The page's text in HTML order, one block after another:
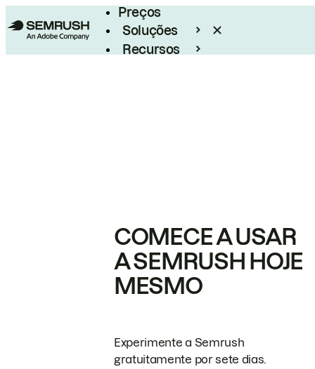
Preços
Soluções
Recursos
COMECE A USAR
A SEMRUSH HOJE
MESMO
Experimente a Semrush
gratuitamente por sete dias.